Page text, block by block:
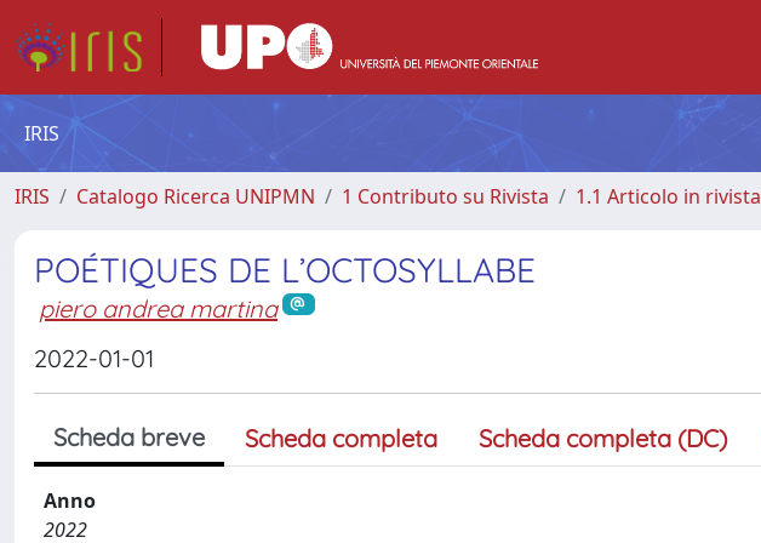
IRIS
IRIS Catalogo Ricerca UNIPMN 1 Contributo su Rivista 1.1 Articolo in rivista
POÉTIQUES DE L’OCTOSYLLABE
piero andrea martina
2022-01-01
Scheda breve Scheda completa Scheda completa (DC)
Anno
2022